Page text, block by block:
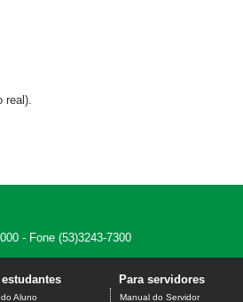
real).
- Fone (53)3243-7300
estudantes
Aluno
Para servidores
Manual do Servidor